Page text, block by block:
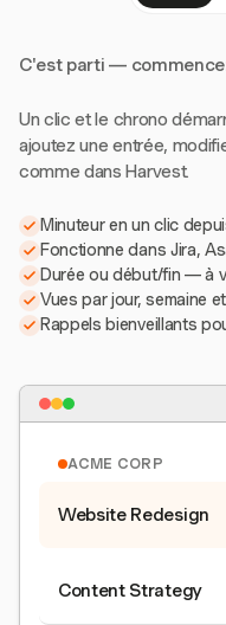
C'est parti —
Un clic et le chrono
ajoutez une entrée,
comme dans Harvest.
Minuteur en un clic
Fonctionne dans Jira,
Durée ou début/fin — à
Vues par jour, semaine
Rappels bienveillants
ACME CORP
Website Redesign
Content Strategy